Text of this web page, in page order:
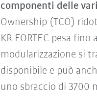
componenti delle
Ownership (TCO)
KR FORTEC pesa
modularizzazione si
disponibile e può
uno sbraccio di 3700